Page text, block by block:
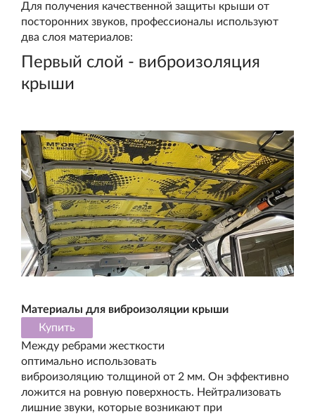
Для получения качественной защиты крыши от
посторонних звуков, профессионалы используют
два слоя материалов:
Первый слой - виброизоляция
крыши
Материалы для виброизоляции крыши
Купить
Между ребрами жесткости
оптимально использовать
виброизоляцию толщиной от 2 мм. Он эффективно
ложится на ровную поверхность. Нейтрализовать
лишние звуки, которые возникают при